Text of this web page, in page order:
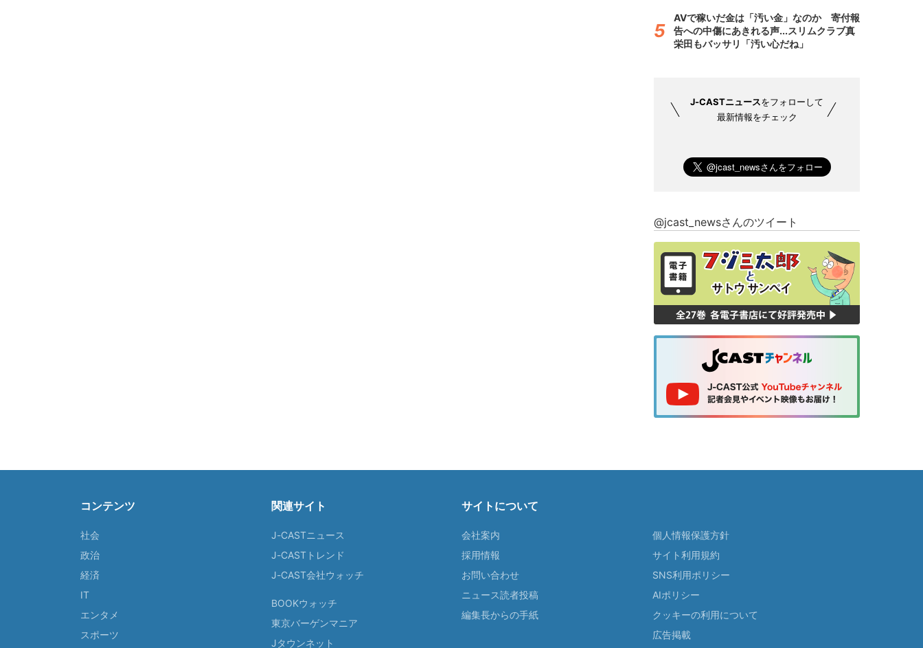
AVで稼いだ金は「汚い金」なのか 寄付報
告への中傷にあきれる声...スリムクラブ真
栄田もバッサリ「汚い心だね」
J-CASTニュースをフォローして
最新情報をチェック
@jcast_newsさんのツイート
コンテンツ
社会
政治
経済
IT
エンタメ
スポーツ
関連サイト
J-CASTニュース
J-CASTトレンド
J-CAST会社ウォッチ
BOOKウォッチ
東京バーゲンマニア
Jタウンネット
サイトについて
会社案内
採用情報
お問い合わせ
ニュース読者投稿
編集長からの手紙
個人情報保護方針
サイト利用規約
SNS利用ポリシー
AIポリシー
クッキーの利用について
広告掲載